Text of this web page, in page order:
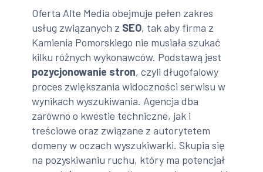
Oferta Alte Media obejmuje pełen zakres
usług związanych z SEO, tak aby firma z
Kamienia Pomorskiego nie musiała szukać
kilku różnych wykonawców. Podstawą jest
pozycjonowanie stron, czyli długofalowy
proces zwiększania widoczności serwisu w
wynikach wyszukiwania. Agencja dba
zarówno o kwestie techniczne, jak i
treściowe oraz związane z autorytetem
domeny w oczach wyszukiwarki. Skupia się
na pozyskiwaniu ruchu, który ma potencjał